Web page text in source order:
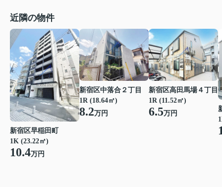
近隣の物件
新宿区早稲田町
1K (23.22㎡)
10.4万円
新宿区中落合２丁目
1R (18.64㎡)
8.2万円
新宿区高田馬場４丁目
1R (11.52㎡)
6.5万円